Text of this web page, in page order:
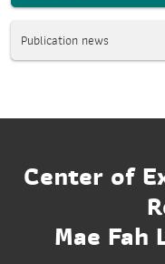
Publication news
Center of
Mae Fah